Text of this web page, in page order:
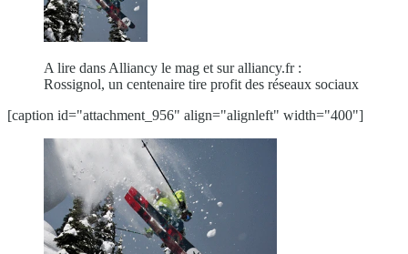
A lire dans Alliancy le mag et sur alliancy.fr :
Rossignol, un centenaire tire profit des réseaux sociaux
[caption id="attachment_956" align="alignleft" width="400"]